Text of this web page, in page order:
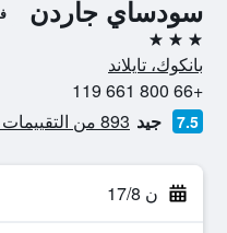
سودساي جاردن
3 نجوم
بانكوك، تايلاند
+66 800 661 119
7.5 جيد 893 من التقييمات تم التحقق منها
ن 17/8